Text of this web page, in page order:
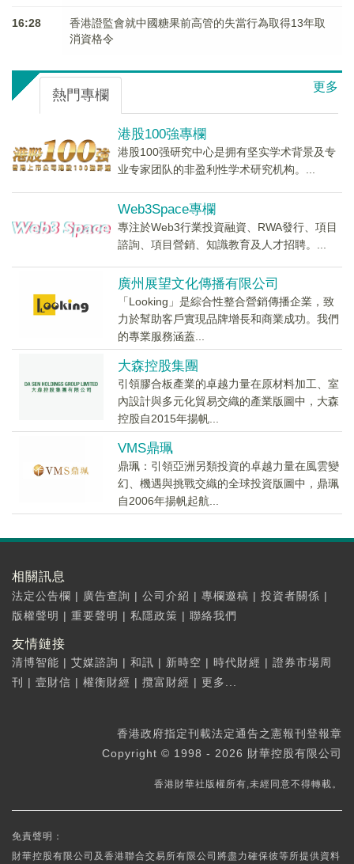
16:28
香港證監會就中國糖果前高管的失當行為取得13年取
消資格令
更多
熱門專欄
港股100強專欄
港股100强研究中心是拥有坚实学术背景及专
业专家团队的非盈利性学术研究机构。...
Web3Space專欄
專注於Web3行業投資融資、RWA發行、項目
諮詢、項目營銷、知識教育及人才招聘。...
廣州展望文化傳播有限公司
「Looking」是綜合性整合營銷傳播企業，致
力於幫助客戶實現品牌增長和商業成功。我們
的專業服務涵蓋...
大森控股集團
引領膠合板產業的卓越力量在原材料加工、室
內設計與多元化貿易交織的產業版圖中，大森
控股自2015年揚帆...
VMS鼎珮
鼎珮：引領亞洲另類投資的卓越力量在風雲變
幻、機遇與挑戰交織的全球投資版圖中，鼎珮
自2006年揚帆起航...
相關訊息
法定公告欄 | 廣告查詢 | 公司介紹 | 專欄邀稿 | 投資者關係 |
版權聲明 | 重要聲明 | 私隱政策 | 聯絡我們
友情鏈接
清博智能 | 艾媒諮詢 | 和訊 | 新時空 | 時代財經 | 證券市場周
刊
| 壹財信 | 權衡財經 | 攬富財經 | 更多...
香港政府指定刊載法定通告之憲報刊登報章
Copyright © 1998 - 2026 財華控股有限公司
香港財華社版權所有,未經同意不得轉載。
免責聲明：
財華控股有限公司及香港聯合交易所有限公司將盡力確保彼等所提供資料